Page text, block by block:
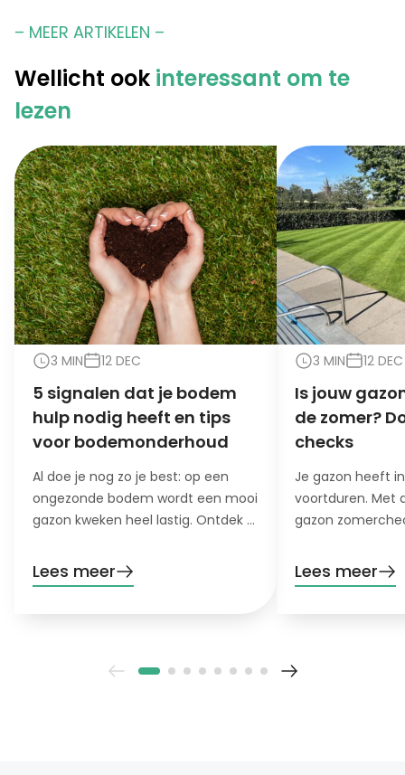
– MEER ARTIKELEN –
Wellicht ook interessant om te
lezen
3 MIN 12 DEC
5 signalen dat je bodem
hulp nodig heeft en tips
voor bodemonderhoud
Al doe je nog zo je best: op een
ongezonde bodem wordt een mooi
gazon kweken heel lastig. Ontdek 5
heeft!
Lees meer
3 MIN 12 DEC
Is jouw
de zomer?
checks
Je gazon heeft
voortduren. Met
gazon
hete, droge
Lees meer